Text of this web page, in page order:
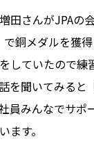
田さんがJPAの
銅メダルを獲
していたので
を聞いてみる
員みんなでサ
す。